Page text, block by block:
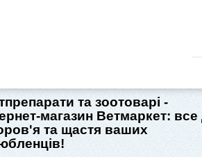
та зоотоварі -
магазин Ветмаркет:
та щастя ваших